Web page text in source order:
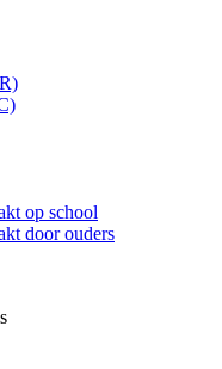
op school
door ouders